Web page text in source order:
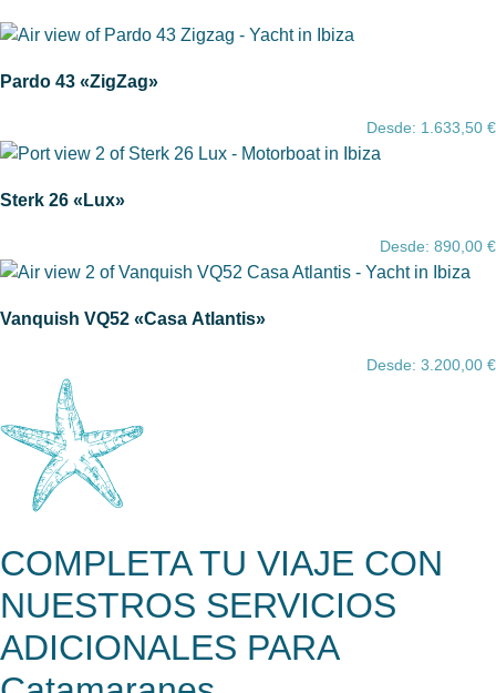
Pardo 43 «ZigZag»
Desde: 1.633,50 €
Sterk 26 «Lux»
Desde: 890,00 €
Vanquish VQ52 «Casa Atlantis»
Desde: 3.200,00 €
COMPLETA TU VIAJE CON
NUESTROS SERVICIOS
ADICIONALES PARA